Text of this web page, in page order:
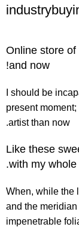
Online store
and now!
I should be
present
artist than now.
Like these
with my whole
When, while the
and the
impenetrable